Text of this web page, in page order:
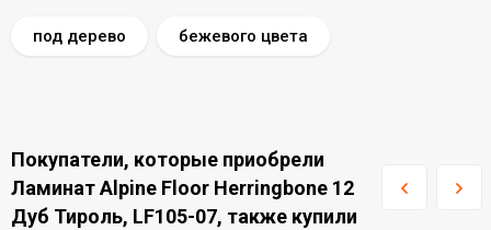
под дерево бежевого цвета
Покупатели, которые приобрели
Ламинат Alpine Floor Herringbone 12
Дуб Тироль, LF105-07, также купили